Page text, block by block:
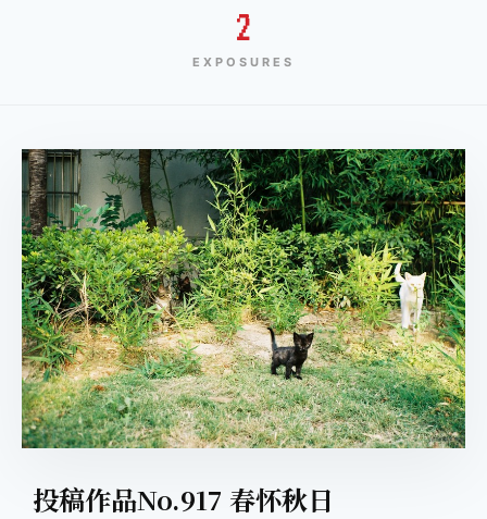
2
EXPOSURES
投稿作品No.917 春怀秋日